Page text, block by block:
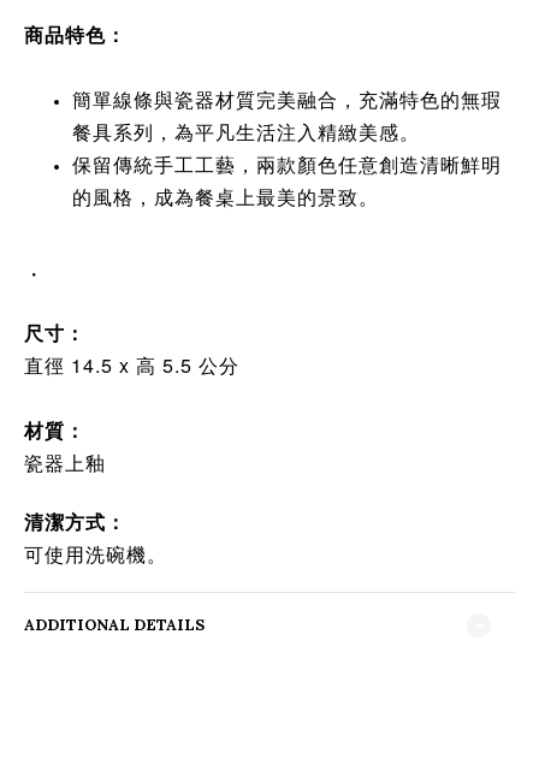
商品特色：
簡單線條與瓷器材質完美融合，充滿特色的無瑕
餐具系列，為平凡生活注入精緻美感。
保留傳統手工工藝，兩款顏色任意創造清晰鮮明
的風格，成為餐桌上最美的景致。
・
尺寸：
直徑 14.5 x 高 5.5 公分
材質：
瓷器上釉
清潔方式 ：
可使用洗碗機。
ADDITIONAL DETAILS